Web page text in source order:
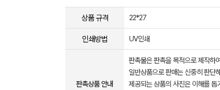
상품 규격 22*27
인쇄방법 UV인쇄
판촉상품 안내
판촉물은 판촉을 목적으로 제작하
일반상품으로 판매는 신중히 판단
제공되는 상품의 사진은 이해를